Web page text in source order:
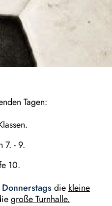
Tagen:
7. - 9.
10.
Donnerstagsdie kleine
große Turnhalle.